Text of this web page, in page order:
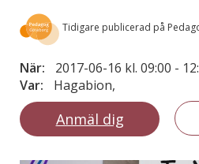
Tidigare publicerad på
När: 2017-06-16 kl. 09:00 -
Var:
Hagabion,
Anmäl dig